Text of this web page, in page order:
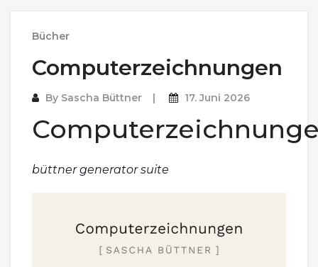
Bücher
Computerzeichnungen
By Sascha Büttner 17. Juni 2026
büttner generator suite